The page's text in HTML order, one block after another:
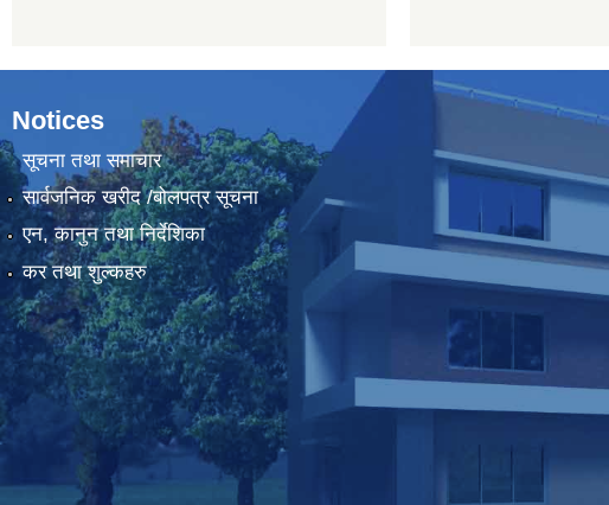
Notices
सूचना तथा समाचार
सार्वजनिक खरीद /बोलपत्र सूचना
एन, कानुन तथा निर्देशिका
कर तथा शुल्कहरु